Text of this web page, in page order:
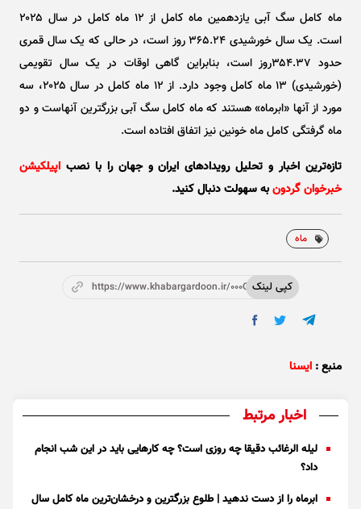
ماه کامل سگ آبی یازدهمین ماه کامل از ۱۲ ماه کامل در سال ۲۰۲۵
است. یک سال خورشیدی ۳۶۵.۲۴ روز است، در حالی که یک سال قمری
حدود ۳۵۴.۳۷روز است، بنابراین گاهی اوقات در یک سال تقویمی
(خورشیدی) ۱۳ ماه کامل وجود دارد. از ۱۲ ماه کامل در سال ۲۰۲۵، سه
مورد از آنها «ابرماه» هستند که ماه کامل سگ آبی بزرگترین آنهاست و دو
ماه گرفتگی کامل ماه خونین نیز اتفاق افتاده است.
تازه‌ترین اخبار و تحلیل‌ رویدادهای ایران و جهان را با نصب اپیلکیشن
خبرخوان گردونبه سهولت دنبال کنید.
ماه
کپی لینکhttps://www.khabargardoon.ir/000Ob0
منبع : ایسنا
اخبار مرتبط
لیله الرغائب دقیقا چه روزی است؟ چه کار‌هایی باید در این شب انجام
داد؟
ابرماه را از دست ندهید | طلوع بزرگترین و درخشان‌ترین ماه کامل سال